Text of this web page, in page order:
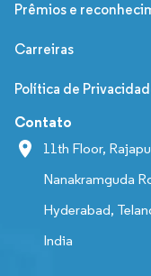
Prêmios e
Carreiras
Política de
Contato
11th Floor,
Nanakramguda
Hyderabad,
India